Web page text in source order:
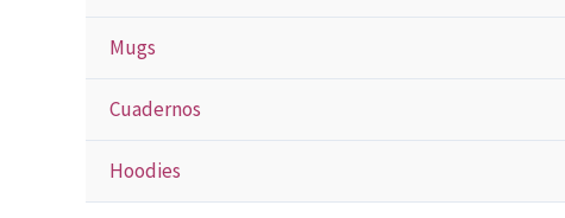
Mugs
Cuadernos
Hoodies